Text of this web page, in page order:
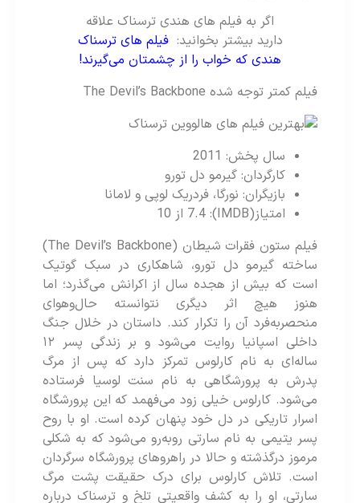
اگر به فیلم های هندی ترسناک علاقه
دارید بیشتر بخوانید:فیلم های ترسناک
هندی که خواب را از چشمتان می‌گیرند!
فیلم کمتر توجه شده The Devil’s Backbone
سال پخش: 2011
کارگردان: گیرمو دل تورو
بازیگران: نورگا، فردریک لوپی و لامانا
امتیاز(IMDB): 7.4 از 10
فیلم ستون فقرات شیطان (The Devil’s Backbone)
ساخته‌ گیرمو دل تورو، شاهکاری در سبک گوتیک
است که بیش از هجده سال از اکرانش می‌گذرد؛ اما
هنوز هیچ اثر دیگری نتوانسته حال‌وهوای
منحصربه‌فرد آن را تکرار کند. داستان در خلال جنگ
داخلی اسپانیا روایت می‌شود و بر زندگی پسر ۱۲
ساله‌ای به نام کارلوس تمرکز دارد که پس از مرگ
پدرش به پرورشگاهی به نام سنت لوسیا فرستاده
می‌شود. کارلوس خیلی زود می‌فهمد که این پرورشگاه
اسرار تاریکی در دل خود پنهان کرده است. او با روح
پسر یتیمی به نام سارتی روبه‌رو می‌شود که به شکلی
مرموز درگذشته و حالا در راهروهای پرورشگاه سرگردان
است. تلاش کارلوس برای درک حقیقت پشت مرگ
سارتی، او را به کشف واقعیتی تلخ و ترسناک درباره